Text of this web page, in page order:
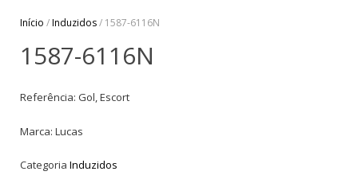
Quem Somos
Produtos
Marcas
Contato
Início /Induzidos/ 1587-6116N
1587-6116N
Referência: Gol, Escort
Marca: Lucas
Categoria Induzidos